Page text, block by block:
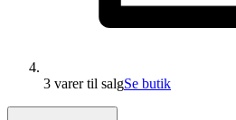
3 varertil salgSe butik